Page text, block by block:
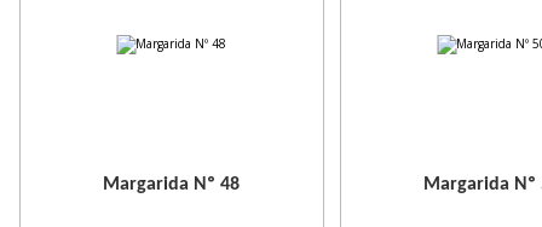
Margarida Nº 48 Margarida Nº